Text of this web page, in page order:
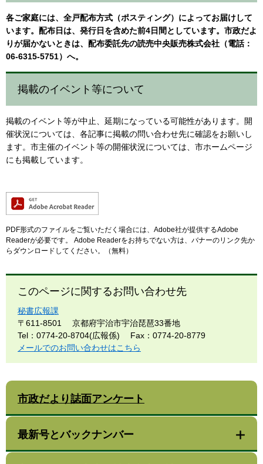
各ご家庭には、全戸配布方式（ポスティング）によってお届けして
います。配布日は、発行日を含めた前4日間としています。市政だよ
りが届かないときは、配布委託先の読売中央販売株式会社（電話：
06-6315-5751）へ。
​掲載のイベント等について
掲載のイベント等が中止、延期になっている可能性があります。開
催状況については、各記事に掲載の問い合わせ先に確認をお願いし
ます。市主催のイベント等の開催状況については、市ホームページ
にも掲載しています。
PDF形式のファイルをご覧いただく場合には、Adobe社が提供するAdobe
Readerが必要です。
Adobe Readerをお持ちでない方は、バナーのリンク先か
らダウンロードしてください。（無料）
このページに関するお問い合わせ先
秘書広報課
〒611-8501
京都府宇治市宇治琵琶33番地
Tel：0774-20-8704(広報係)
Fax：0774-20-8779
メールでのお問い合わせはこちら
市政だより誌面アンケート
最新号とバックナンバー